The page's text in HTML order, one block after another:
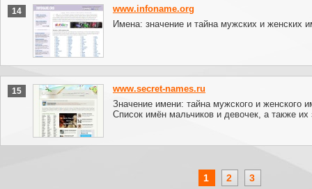
14
www.infoname.org
Имена: значение и тайна мужских и женских
15
www.secret-names.ru
Значение имени: тайна мужского и женского
Список имён мальчиков и девочек, а также их
1 2 3